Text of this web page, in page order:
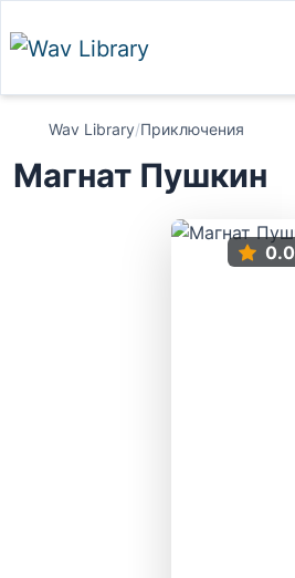
Wav Library/Приключения
Магнат Пушкин
0.0